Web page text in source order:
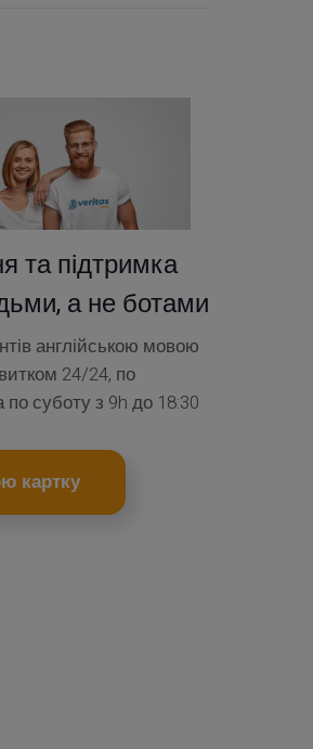
та підтримка
а не ботами
англійською мовою
24/24, по
суботу з 9h до 18:30
картку